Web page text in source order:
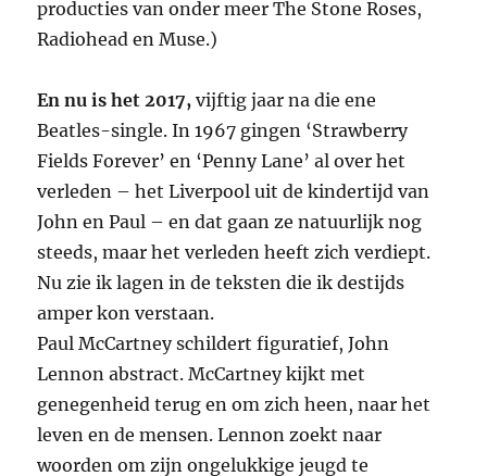
producties van onder meer The Stone Roses,
Radiohead en Muse.)
En nu is het 2017, vijftig jaar na die ene
Beatles-single. In 1967 gingen ‘Strawberry
Fields Forever’ en ‘Penny Lane’ al over het
verleden – het Liverpool uit de kindertijd van
John en Paul – en dat gaan ze natuurlijk nog
steeds, maar het verleden heeft zich verdiept.
Nu zie ik lagen in de teksten die ik destijds
amper kon verstaan.
Paul McCartney schildert figuratief, John
Lennon abstract. McCartney kijkt met
genegenheid terug en om zich heen, naar het
leven en de mensen. Lennon zoekt naar
woorden om zijn ongelukkige jeugd te